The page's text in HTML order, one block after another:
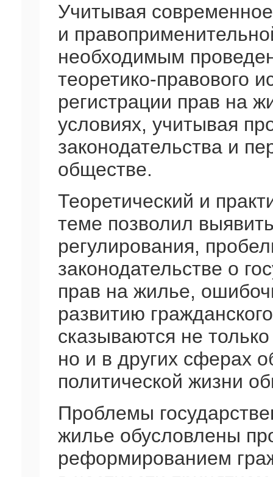
Учитывая
и
необходимым
теоретико-правового
регистрации прав на
условиях, учитывая
законодательства и
обществе.
Теоретический и
теме позволил
регулирования,
законодательстве о
прав на жилье,
развитию
сказываются не
но и в других сферах
политической жизни
Проблемы
жилье обусловлены
реформированием